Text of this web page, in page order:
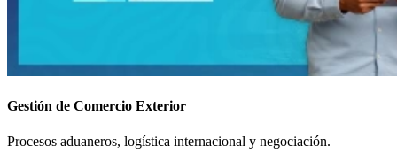
Gestión de Comercio Exterior
Procesos aduaneros, logística internacional y negociación.